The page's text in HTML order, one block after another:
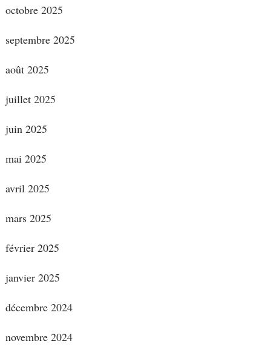
octobre 2025
septembre 2025
août 2025
juillet 2025
juin 2025
mai 2025
avril 2025
mars 2025
février 2025
janvier 2025
décembre 2024
novembre 2024